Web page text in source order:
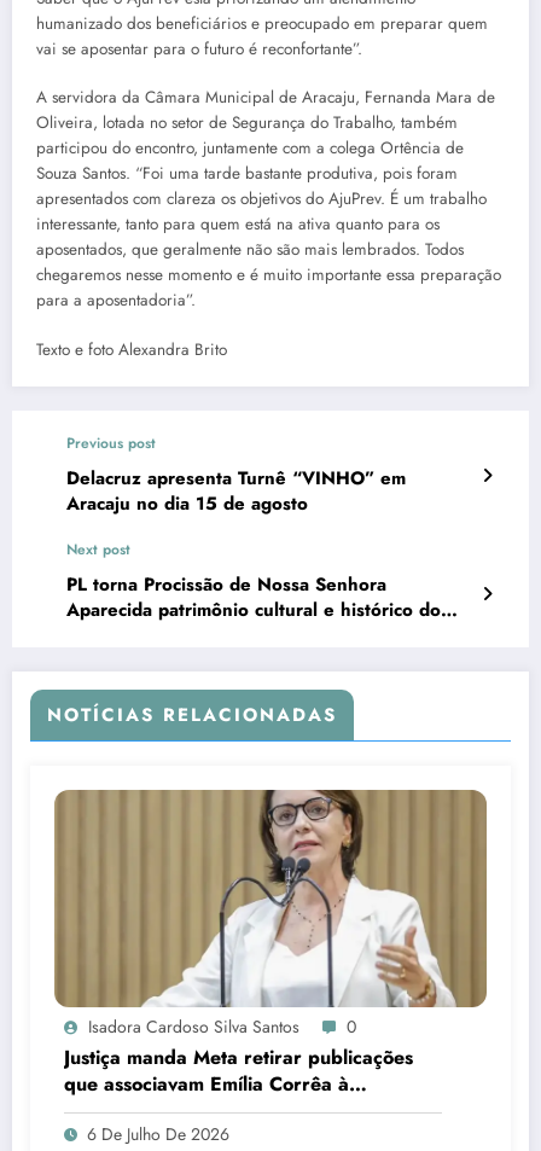
humanizado dos beneficiários e preocupado em preparar quem
vai se aposentar para o futuro é reconfortante”.
A servidora da Câmara Municipal de Aracaju, Fernanda Mara de
Oliveira, lotada no setor de Segurança do Trabalho, também
participou do encontro, juntamente com a colega Ortência de
Souza Santos. “Foi uma tarde bastante produtiva, pois foram
apresentados com clareza os objetivos do AjuPrev. É um trabalho
interessante, tanto para quem está na ativa quanto para os
aposentados, que geralmente não são mais lembrados. Todos
chegaremos nesse momento e é muito importante essa preparação
para a aposentadoria”.
Texto e foto Alexandra Brito
Previous post
Delacruz apresenta Turnê “VINHO” em
Aracaju no dia 15 de agosto
Next post
PL torna Procissão de Nossa Senhora
Aparecida patrimônio cultural e histórico do
NOTÍCIAS RELACIONADAS
Isadora Cardoso Silva Santos 0
Justiça manda Meta retirar publicações
que associavam Emília Corrêa à
corrupção e identificar responsáveis
6 De Julho De 2026